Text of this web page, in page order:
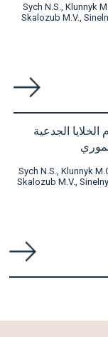
Sych N.S., Klunnyk
Skalozub M.V.,
إستخدام الخلايا الجدعية
Sych N.S., Klunnyk
Skalozub M.V.,